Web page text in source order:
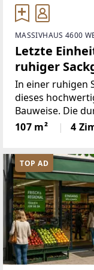
MASSIVHAUS 4600
Letzte
ruhiger
In einer ruhigen
dieses
Bauweise. Die
Raumaufteilung
angenehme
Blick:✅
107 m² 4
TOP AD